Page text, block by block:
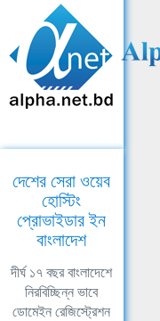
দেশের সেরা ওয়েব
হোস্টিং
প্রোভাইডার ইন
বাংলাদেশ
দীর্ঘ ১৭ বছর বাংলাদেশে
নিরবিচ্ছিন্ন ভাবে
ডোমেইন রেজিস্ট্রেশন